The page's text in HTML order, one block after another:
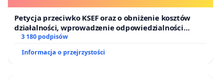
Petycja przeciwko KSEF oraz o obniżenie kosztów
działalności, wprowadzenie odpowiedzialności
finansowej kluczowych urzędników i sędziów
3 180 podpisów
Informacja o przejrzystości